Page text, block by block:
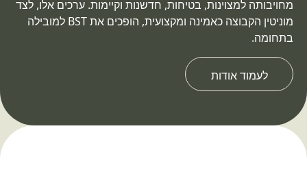
מחויבותה למצוינות, בטיחות, חדשנות וקיימות. ערכים אלו, לצד
מוניטין הקבוצה כאמינה ומקצועית, הופכים את BST למובילה
בתחומה.
לעמוד אודות